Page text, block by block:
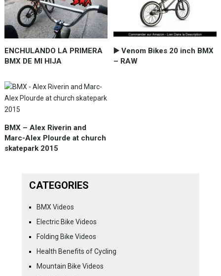
ENCHULANDO LA PRIMERA
BMX DE MI HIJA
▶️ Venom Bikes 20 inch BMX
– RAW
BMX – Alex Riverin and
Marc-Alex Plourde at church
skatepark 2015
CATEGORIES
BMX Videos
Electric Bike Videos
Folding Bike Videos
Health Benefits of Cycling
Mountain Bike Videos